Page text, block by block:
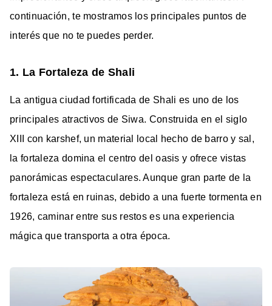
continuación, te mostramos los principales puntos de
interés que no te puedes perder.
1. La Fortaleza de Shali
La antigua ciudad fortificada de Shali es uno de los
principales atractivos de Siwa. Construida en el siglo
XIII con karshef, un material local hecho de barro y sal,
la fortaleza domina el centro del oasis y ofrece vistas
panorámicas espectaculares. Aunque gran parte de la
fortaleza está en ruinas, debido a una fuerte tormenta en
1926, caminar entre sus restos es una experiencia
mágica que transporta a otra época.